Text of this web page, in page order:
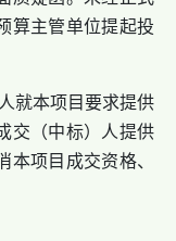
算主管单位提起投
就本项目要求提供
交（中标）人提供
本项目成交资格、